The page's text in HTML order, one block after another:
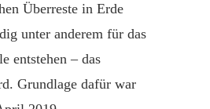
Überreste in Erde
unter anderem für das
entstehen – das
Grundlage dafür war